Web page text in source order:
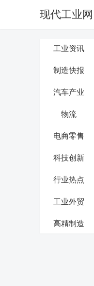
现代工业网
工业资讯
制造快报
汽车产业
物流
电商零售
科技创新
行业热点
工业外贸
高精制造